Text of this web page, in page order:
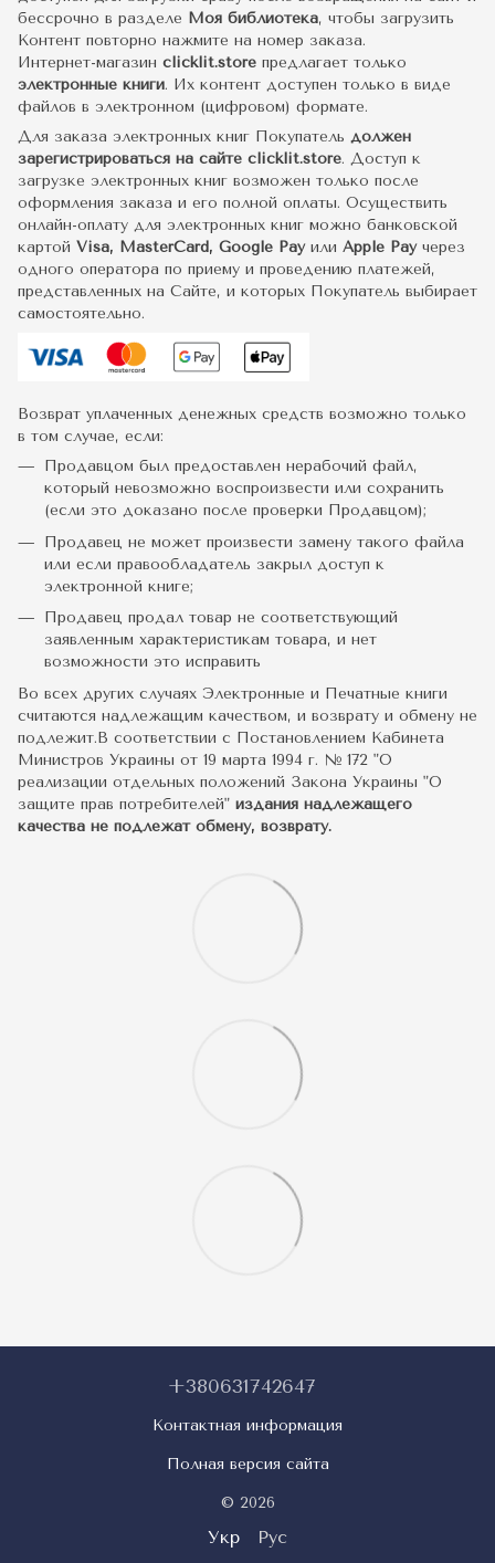
бессрочно в разделе Моя библиотека, чтобы загрузить
Контент повторно нажмите на номер заказа.
Интернет-магазин clicklit.store предлагает только
электронные книги. Их контент доступен только в виде
файлов в электронном (цифровом) формате.
Для заказа электронных книг Покупатель должен
зарегистрироваться на сайте clicklit.store. Доступ к
загрузке электронных книг возможен только после
оформления заказа и его полной оплаты. Осуществить
онлайн-оплату для электронных книг можно банковской
картой Visa, MasterCard, Google Pay или Apple Payчерез
одного оператора по приему и проведению платежей,
представленных на Сайте, и которых Покупатель выбирает
самостоятельно.
Возврат уплаченных денежных средств возможно только
в том случае, если:
Продавцом был предоставлен нерабочий файл,
который невозможно воспроизвести или сохранить
(если это доказано после проверки Продавцом);
Продавец не может произвести замену такого файла
или если правообладатель закрыл доступ к
электронной книге;
Продавец продал товар не соответствующий
заявленным характеристикам товара, и нет
возможности это исправить
Во всех других случаях Электронные и Печатные книги
считаются надлежащим качеством, и возврату и обмену не
подлежит.В соответствии с Постановлением Кабинета
Министров Украины от 19 марта 1994 г. № 172 "О
реализации отдельных положений Закона Украины "О
защите прав потребителей" издания надлежащего
качества не подлежат обмену, возврату.
+380631742647
Контактная информация
Полная версия сайта
© 2026
Укр Рус